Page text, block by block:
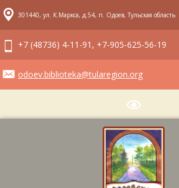
301440, ул. К.Маркса, д.54, п. Одоев, Тульская область
+7 (48736) 4-11-91, +7-905-625-56-19
odoev.biblioteka@tularegion.org